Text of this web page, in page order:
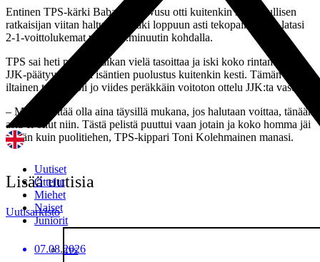
Uutiset
Ottelut
Miehet
Naiset
Juniorit
TPS
Entinen TPS-kärki Babatunde Wusu otti kuitenkin sen lopullisen
ratkaisijan viitan haltuunsa, haki loppuun asti tekopaikkaa, ja latasi
2-1-voittolukemat vasta 87.minuutin kohdalla.
TPS sai heti perään paikan vielä tasoittaa ja iski koko rintamalla
JJK-päätyyn, mutta isäntien puolustus kuitenkin kesti. Tämän
iltainen taistelu oli jo viides peräkkäin voitoton ottelu JJK:ta vastaan.
– Meidän pitää olla aina täysillä mukana, jos halutaan voittaa, tänään
asia ei ollut niin. Tästä pelistä puuttui vaan jotain ja koko homma jäi
vähän kuin puolitiehen, TPS-kippari Toni Kolehmainen manasi.
Lisää uutisia
Uutisarkisto
07.08.2026